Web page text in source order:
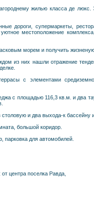
жилью класса де
дороги, супермаркеты,
местоположение
морем и получить жизненую
из них нашли отражение
с элементами
с площадью 116,3 кв.м. и
и два выхода-к бассейну
большой коридор.
парковка для автомобилей.
центра поселка Равда,